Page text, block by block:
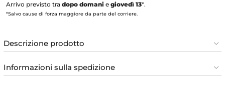
Arrivo previsto tra dopo domani e giovedì 13*.
*Salvo cause di forza maggiore da parte del corriere.
Descrizione prodotto
Informazioni sulla spedizione